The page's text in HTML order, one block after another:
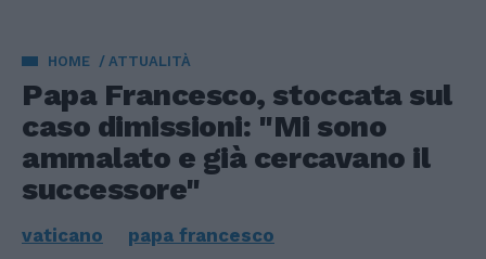
HOME ATTUALITÀ
Papa Francesco, stoccata sul
caso dimissioni: "Mi sono
ammalato e già cercavano il
successore"
vaticano papa francesco